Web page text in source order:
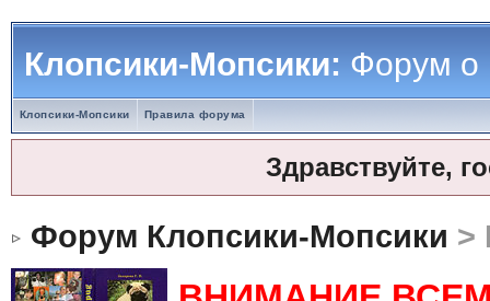
Клопсики-Мопсики:Форум о
Клопсики-Мопсики Правила форума
Здравствуйте,
Форум Клопсики-Мопсики >